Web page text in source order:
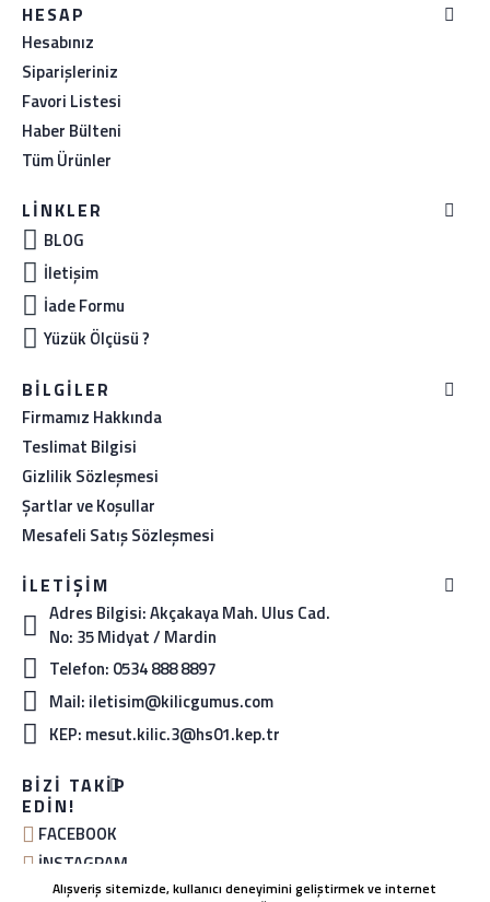
HESAP
Hesabınız
Siparişleriniz
Favori Listesi
Haber Bülteni
Tüm Ürünler
LINKLER
BLOG
İletişim
İade Formu
Yüzük Ölçüsü ?
BILGILER
Firmamız Hakkında
Teslimat Bilgisi
Gizlilik Sözleşmesi
Şartlar ve Koşullar
Mesafeli Satış Sözleşmesi
İLETIŞIM
Adres Bilgisi: Akçakaya Mah. Ulus Cad.
No: 35 Midyat / Mardin
Telefon: 0534 888 8897
Mail: iletisim@kilicgumus.com
KEP: mesut.kilic.3@hs01.kep.tr
BIZI TAKIP
EDIN!
FACEBOOK
İNSTAGRAM
YOUTUBE
Alışveriş sitemizde, kullanıcı deneyimini geliştirmek ve internet